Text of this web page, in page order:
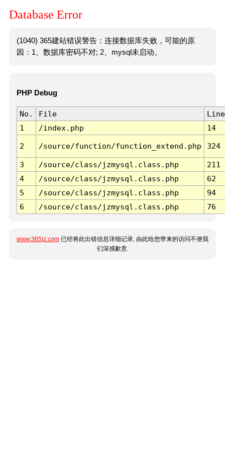
Database Error
(1040) 365建站错误警告：连接数据库失败，可能的原
因：1、数据库密码不对; 2、mysql未启动。
PHP Debug
No. File
Line
1
/index.php 14
2 /source/function/function_extend.php 324
3 /source/class/jzmysql.class.php
211
4
/source/class/jzmysql.class.php
62
5
/source/class/jzmysql.class.php
94
6
/source/class/jzmysql.class.php 76
www.365jz.com 已经将此出错信息详细记录, 由此给您带来的访问不便我
们深感歉意.